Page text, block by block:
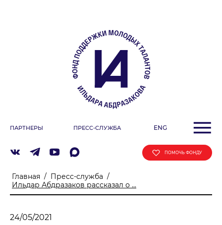
ДЕЯТЕЛЬНОСТЬ ФОНДА
Фестиваль
«ArtSpace»
Клуб меценатов
ПАРТНЕРЫ ПРЕСС-СЛУЖБА ENG
ПОМОЧЬ ФОНДУ
Главная / Пресс-служба /
Ильдар Абдразаков рассказал о ...
24/05/2021